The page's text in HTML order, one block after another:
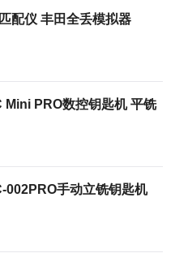
配仪 丰田全丢模拟器
PRO数控钥匙机 平铣
002PRO手动立铣钥匙机